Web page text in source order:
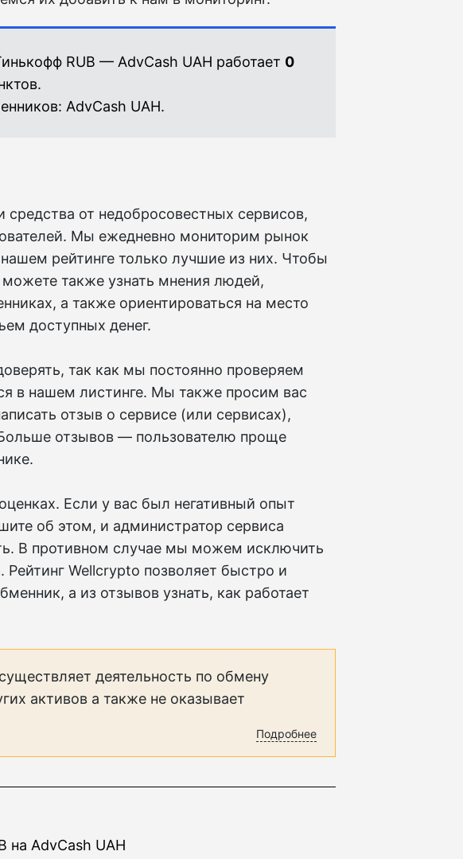
RUB — AdvCash UAH работает 0
AdvCash UAH.
от недобросовестных сервисов,
Мы ежедневно мониторим рынок
рейтинге только лучшие из них. Чтобы
также узнать мнения людей,
а также ориентироваться на место
доступных денег.
так как мы постоянно проверяем
в нашем листинге. Мы также просим вас
отзыв о сервисе (или сервисах),
отзывов — пользователю проще
Если у вас был негативный опыт
об этом, и администратор сервиса
В противном случае мы можем исключить
Рейтинг Wellcrypto позволяет быстро и
а из отзывов узнать, как работает
деятельность по обмену
активов а также не оказывает
Подробнее
на AdvCash UAH